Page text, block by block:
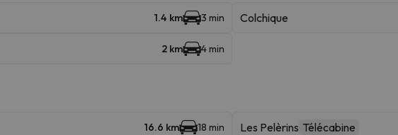
1.4 km 3 min Colchique
2 km 4 min
16.6 km 18 min Les Pelèrins Télécabine